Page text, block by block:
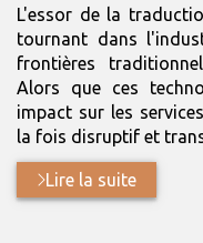
L'essor de la
tournant dans
frontières
Alors que ces
impact sur les
la fois disruptif et
Lire la suite